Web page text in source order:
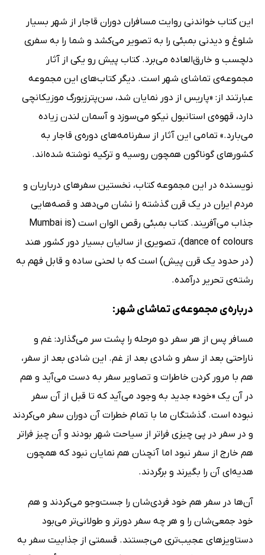
این کتاب خواندنی روایت مسافران دوران قاجار از شهر بسیار
شلوغ و دیدنی بمبئی را به تصویر می‌کشد و شما را به سفری
دلچسب و خارق‌العاده می‌برد. کتاب پیش رو یکی از آثار
مجموعه‌ی تماشای شهر است. دیگر کتاب‌های این مجموعه
عبارتند از: «پاریس از دور نمایان شد، سن‌پترزبورگ موزیکانچی
دارد، قهوه‌ی استانبول نیکو می‌سوزد و آسمان لندن زیاده
می‌بارد.» تمامی این آثار از سفرنامه‌های دوره‌ی قاجار به
کشورهای گوناگون همچون روسیه و ترکیه نوشته شده‌اند.
نویسنده در این مجموعه کتاب، نخستین سفرهای درباریان و
مردم ایران در یک قرن گذشته را نشان می‌دهد و قصه‌هایی
جذاب می‌آفریند. کتاب بمبئی رقص الوان است (Mumbai is
dance of colours)، تصویری از سالیان بسیار دور کشور هند
(در حدود یک قرن پیش) است که با لحنی ساده و قابل فهم به
رشته‌ی تحریر درآمده.
درباره‌ی مجموعه‌ی تماشای شهر:
مسافر پس از هر سفر دو مرحله را پشت سر می‌گذارد: غم و
ناراحتی بعد از سفر و شادی بعد از غم. این شادی بعد از سفر،
هم با مرور کردن خاطرات و تصاویر سفر به دست می‌آید و هم
در آن یک «خود» جدید به وجود می‌آید که تا قبل از آن سفر
نبوده است. گذشتگان ما با تمام خطرات آن دوران سفر می‌کردند
و در سفر در پی چیزی فراتر از سیاحت شهر بودند و آن چیز فراتر
هم خارج از سفر نبود اما آنچنان هم نمایان نبود که همچون
هدیه‌ای آن را بگیرند و برگردند.
آن‌ها در سفر هم خود فردی‌شان را جست‌وجو می‌کردند و هم
خود جمعی‌شان را و هر چه سفر دورتر و طولانی‌تر می‌بود
دستاویزهای عجیب‌تری می‌جستند. قسمتی از جذابیت سفر به